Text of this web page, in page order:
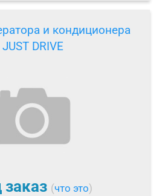
и кондиционера
JUST DRIVE
(что это)